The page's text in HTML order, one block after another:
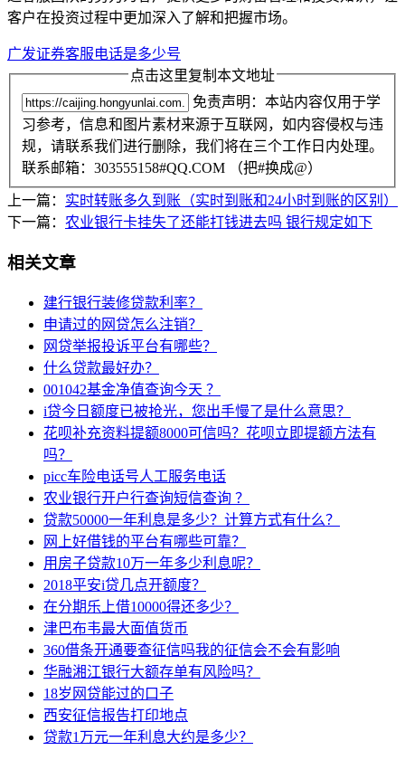
客户在投资过程中更加深入了解和把握市场。
广发证券客服电话是多少号
点击这里复制本文地址
免责声明：本站内容仅用于学
习参考，信息和图片素材来源于互联网，如内容侵权与违
规，请联系我们进行删除，我们将在三个工作日内处理。
联系邮箱：303555158#QQ.COM （把#换成@）
上一篇： 实时转账多久到账（实时到账和24小时到账的区别）
下一篇： 农业银行卡挂失了还能打钱进去吗 银行规定如下
相关文章
建行银行装修贷款利率？
申请过的网贷怎么注销？
网贷举报投诉平台有哪些？
什么贷款最好办？
001042基金净值查询今天 ？
i贷今日额度已被抢光，您出手慢了是什么意思？
花呗补充资料提额8000可信吗？花呗立即提额方法有
吗？
picc车险电话号人工服务电话
农业银行开户行查询短信查询 ？
贷款50000一年利息是多少？计算方式有什么？
网上好借钱的平台有哪些可靠？
用房子贷款10万一年多少利息呢？
2018平安i贷几点开额度？
在分期乐上借10000得还多少？
津巴布韦最大面值货币
360借条开通要查征信吗我的征信会不会有影响
华融湘江银行大额存单有风险吗？
18岁网贷能过的口子
西安征信报告打印地点
贷款1万元一年利息大约是多少？